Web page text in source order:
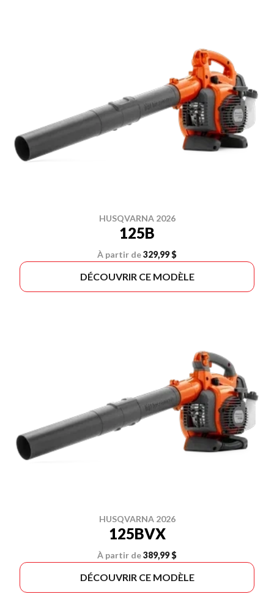
HUSQVARNA 2026
125B
À partir de329,99 $
DÉCOUVRIR CE MODÈLE
HUSQVARNA 2026
125BVX
À partir de389,99 $
DÉCOUVRIR CE MODÈLE